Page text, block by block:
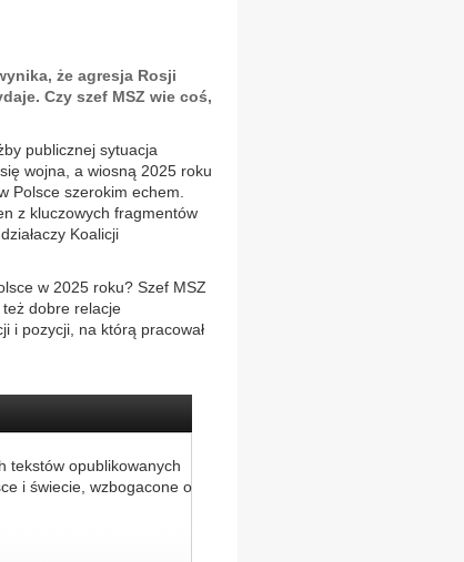
że agresja Rosji
Czy szef MSZ wie coś,
publicznej sytuacja
wojna, a wiosną 2025 roku
Polsce szerokim echem.
z kluczowych fragmentów
Koalicji
w 2025 roku? Szef MSZ
dobre relacje
i pozycji, na którą pracował
tekstów opublikowanych
i świecie, wzbogacone o